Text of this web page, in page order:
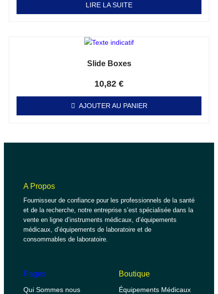
LIRE LA SUITE
Slide Boxes
10,82 €
AJOUTER AU PANIER
A Propos
Fournisseur de confiance pour les professionnels de la santé
et de la recherche, notre entreprise s’est spécialisée dans la
vente en ligne d’instruments médicaux, d’équipements
médicaux, d’équipements de laboratoire et de
consommables de laboratoire.
Pages
Qui Sommes nous
Boutique
Équipements Médicaux